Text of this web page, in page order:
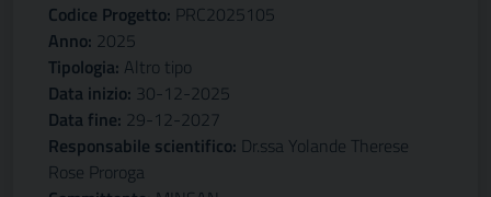
Codice Progetto: PRC2025105
Anno: 2025
Tipologia: Altro tipo
Data inizio: 30-12-2025
Data fine: 29-12-2027
Responsabile scientifico: Dr.ssa Yolande Therese
Rose Proroga